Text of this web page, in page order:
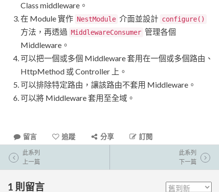
Class middleware。
在 Module 實作 NestModule 介面並設計 configure()
方法，再透過 MiddlewareConsumer 管理各個
Middleware。
可以把一個或多個 Middleware 套用在一個或多個路由、
HttpMethod 或 Controller 上。
可以排除特定路由，讓該路由不套用 Middleware。
可以將 Middleware 套用至全域。
留言 追蹤 分享 訂閱
此系列
上一篇
此系列
下一篇
1 則留言